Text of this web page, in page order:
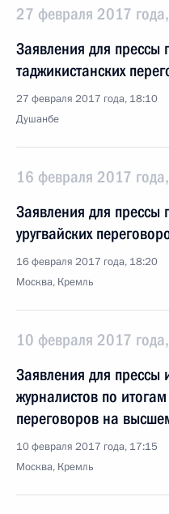
27 февраля 2017
Заявления для прессы
таджикистанских
27 февраля 2017 года, 18:10
Душанбе
16 февраля 2017 года,
Заявления для прессы
уругвайских
16 февраля 2017 года, 18:20
Москва, Кремль
10 февраля 2017
Заявления для прессы
журналистов по
переговоров на
10 февраля 2017 года, 17:15
Москва, Кремль